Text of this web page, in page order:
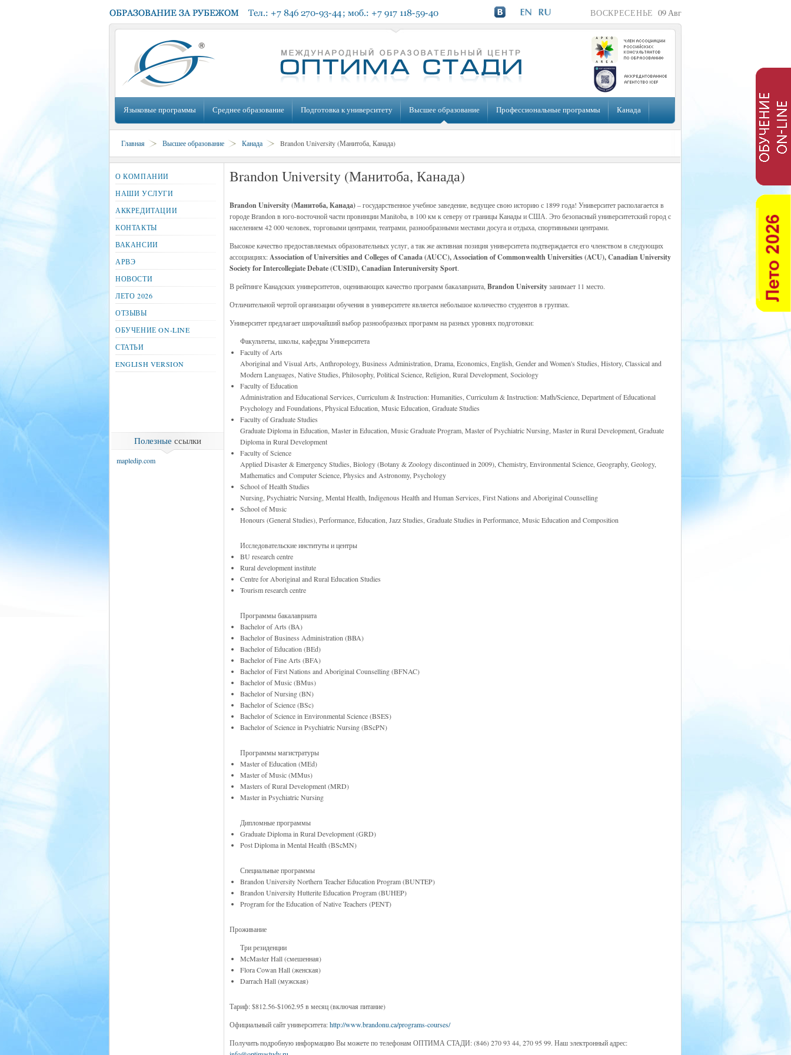
ВОСКРЕСЕНЬЕ 09Авг
Языковые программы Среднее образование Подготовка к университету Высшее образование Профессиональные программы Канада
Главная Высшее образование Канада Brandon University (Манитоба, Канада)
Brandon University (Манитоба, Канада)
Brandon University (Манитоба, Канада)– государственное учебное заведение, ведущее свою историю с 1899 года! Университет располагается в
городе Brandon в юго-восточной части провинции Manitoba, в 100 км к северу от границы Канады и США. Это безопасный университетский город с
населением 42 000 человек, торговыми центрами, театрами, разнообразными местами досуга и отдыха, спортивными центрами.
Высокое качество предоставляемых образовательных услуг, а так же активная позиция университета подтверждается его членством в следующих
ассоциациях:Association of Universities and Colleges of Canada (AUCC), Association of Commonwealth Universities (ACU), Canadian University
Society for Intercollegiate Debate (CUSID), Canadian Interuniversity Sport.
В рейтинге Канадских университетов, оценивающих качество программ бакалавриата, Brandon Universityзанимает 11 место.
Отличительной чертой организации обучения в университете является небольшое количество студентов в группах.
Университет предлагает широчайший выбор разнообразных программ на разных уровнях подготовки:
Факультеты, школы, кафедры Университета
Faculty of Arts
Aboriginal and Visual Arts, Anthropology, Business Administration, Drama, Economics, English, Gender and Women's Studies, History, Classical and
Modern Languages, Native Studies, Philosophy, Political Science, Religion, Rural Development, Sociology
Faculty of Education
Administration and Educational Services, Curriculum & Instruction: Humanities, Curriculum & Instruction: Math/Science, Department of Educational
Psychology and Foundations, Physical Education, Music Education, Graduate Studies
Faculty of Graduate Studies
Graduate Diploma in Education, Master in Education, Music Graduate Program, Master of Psychiatric Nursing, Master in Rural Development, Graduate
Diploma in Rural Development
Faculty of Science
Applied Disaster & Emergency Studies, Biology (Botany & Zoology discontinued in 2009), Chemistry, Environmental Science, Geography, Geology,
Mathematics and Computer Science, Physics and Astronomy, Psychology
School of Health Studies
Nursing, Psychiatric Nursing, Mental Health, Indigenous Health and Human Services, First Nations and Aboriginal Counselling
School of Music
Honours (General Studies), Performance, Education, Jazz Studies, Graduate Studies in Performance, Music Education and Composition
Исследовательские институты и центры
BU research centre
Rural development institute
Centre for Aboriginal and Rural Education Studies
Tourism research centre
Программы бакалавриата
Bachelor of Arts (BA)
Bachelor of Business Administration (BBA)
Bachelor of Education (BEd)
Bachelor of Fine Arts (BFA)
Bachelor of First Nations and Aboriginal Counselling (BFNAC)
Bachelor of Music (BMus)
Bachelor of Nursing (BN)
Bachelor of Science (BSc)
Bachelor of Science in Environmental Science (BSES)
Bachelor of Science in Psychiatric Nursing (BScPN)
Программы магистратуры
Master of Education (MEd)
Master of Music (MMus)
Masters of Rural Development (MRD)
Master in Psychiatric Nursing
Дипломные программы
Graduate Diploma in Rural Development (GRD)
Post Diploma in Mental Health (BScMN)
Специальные программы
Brandon University Northern Teacher Education Program (BUNTEP)
Brandon University Hutterite Education Program (BUHEP)
Program for the Education of Native Teachers (PENT)
Проживание
Три резиденции
McMaster Hall (смешенная)
Flora Cowan Hall (женская)
Darrach Hall (мужская)
Тариф: $812.56-$1062.95 в месяц (включая питание)
Официальный сайт университета:http://www.brandonu.ca/programs-courses/
Получить подробную информацию Вы можете по телефонам ОПТИМА СТАДИ: (846) 270 93 44, 270 95 99. Наш электронный адрес:
О КОМПАНИИ
НАШИ УСЛУГИ
АККРЕДИТАЦИИ
КОНТАКТЫ
ВАКАНСИИ
АРВЭ
НОВОСТИ
ЛЕТО 2026
ОТЗЫВЫ
ОБУЧЕНИЕ ON-LINE
СТАТЬИ
ENGLISH VERSION
Полезные ссылки
mapledip.com